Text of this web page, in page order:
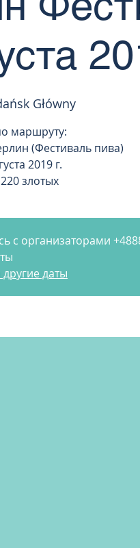
Główny
маршруту:
(Фестиваль пива)
2019 г.
злотых
с организаторами
даты